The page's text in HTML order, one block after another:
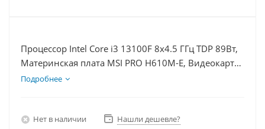
Процессор Intel Core i3 13100F 8x4.5 ГГц TDP 89Вт,
Материнская плата MSI PRO H610M-E, Видеокарта
RTX 4060 8Гб, Память DDR4 64Gb, Диски
Подробнее
Нет в наличии Нашли дешевле?